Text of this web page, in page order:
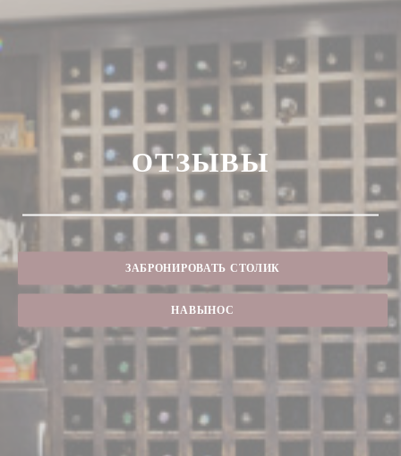
ОТЗЫВЫ
ЗАБРОНИРОВАТЬ СТОЛИК
НАВЫНОС